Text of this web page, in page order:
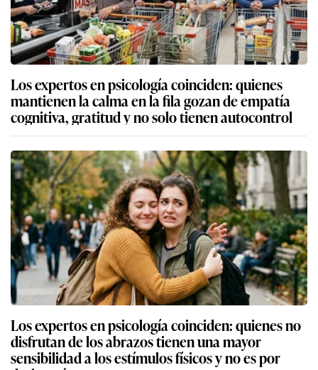
Los expertos en psicología coinciden: quienes
mantienen la calma en la fila gozan de empatía
cognitiva, gratitud y no solo tienen autocontrol
Los expertos en psicología coinciden: quienes no
disfrutan de los abrazos tienen una mayor
sensibilidad a los estímulos físicos y no es por